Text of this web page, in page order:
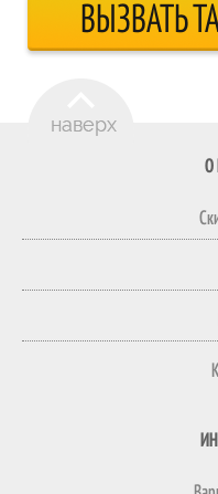
ВЫЗВАТЬ
О